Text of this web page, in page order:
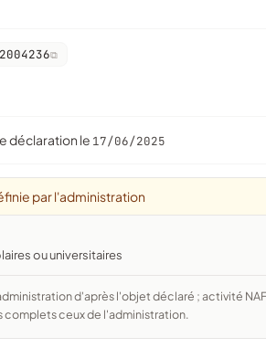
déclaration le 17/06/2025
par l'administration
ou universitaires
complets ceux de l'administration.